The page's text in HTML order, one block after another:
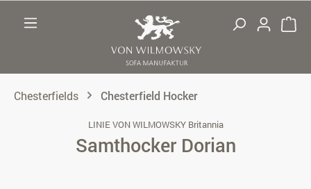
Chesterfields Chesterfield Hocker
LINIE VON WILMOWSKY Britannia
Samthocker Dorian